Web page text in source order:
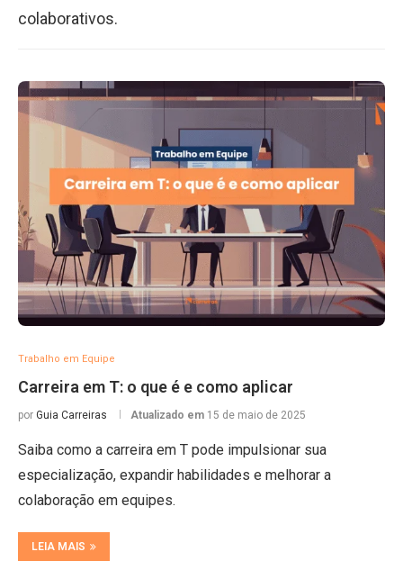
colaborativos.
Trabalho em Equipe
Carreira em T: o que é e como aplicar
por Guia Carreiras Atualizado em 15 de maio de 2025
Saiba como a carreira em T pode impulsionar sua
especialização, expandir habilidades e melhorar a
colaboração em equipes.
LEIA MAIS